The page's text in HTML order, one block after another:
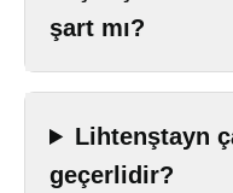
şart mı?
Lihtenştayn
geçerlidir?